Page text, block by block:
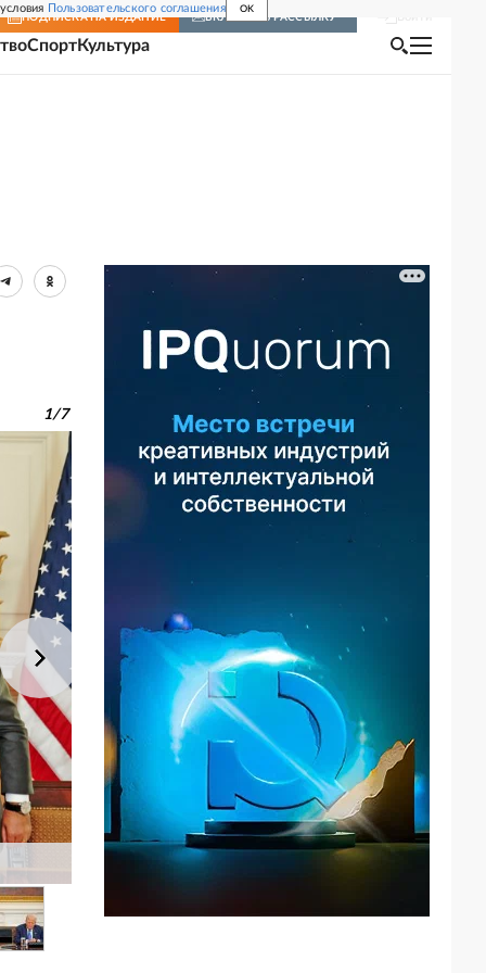
Пользовательского соглашения OK
ПОДПИСКА НА ИЗДАНИЕ ВКЛЮЧИТЬ РАССЫЛКУ
СпортКультура
1/7